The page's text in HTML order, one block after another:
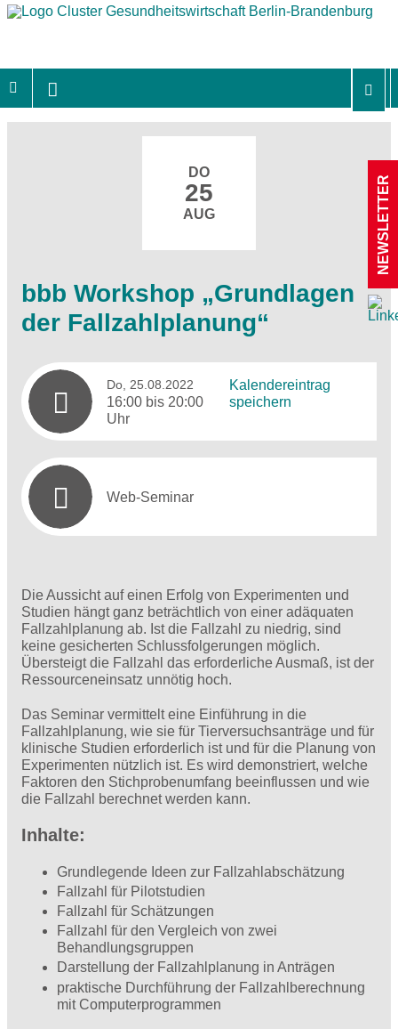
DO
25
AUG
bbb Workshop „Grundlagen
der Fallzahlplanung“
Do, 25.08.2022
16:00 bis 20:00
Uhr
Kalendereintrag
speichern
Web-Seminar
Die Aussicht auf einen Erfolg von Experimenten und
Studien hängt ganz beträchtlich von einer adäquaten
Fallzahlplanung ab. Ist die Fallzahl zu niedrig, sind
keine gesicherten Schlussfolgerungen möglich.
Übersteigt die Fallzahl das erforderliche Ausmaß, ist der
Ressourceneinsatz unnötig hoch.
Das Seminar vermittelt eine Einführung in die
Fallzahlplanung, wie sie für Tierversuchsanträge und für
klinische Studien erforderlich ist und für die Planung von
Experimenten nützlich ist. Es wird demonstriert, welche
Faktoren den Stichprobenumfang beeinflussen und wie
die Fallzahl berechnet werden kann.
Inhalte:
Grundlegende Ideen zur Fallzahlabschätzung
Fallzahl für Pilotstudien
Fallzahl für Schätzungen
Fallzahl für den Vergleich von zwei
Behandlungsgruppen
Darstellung der Fallzahlplanung in Anträgen
praktische Durchführung der Fallzahlberechnung
mit Computerprogrammen
NEWSLETTER